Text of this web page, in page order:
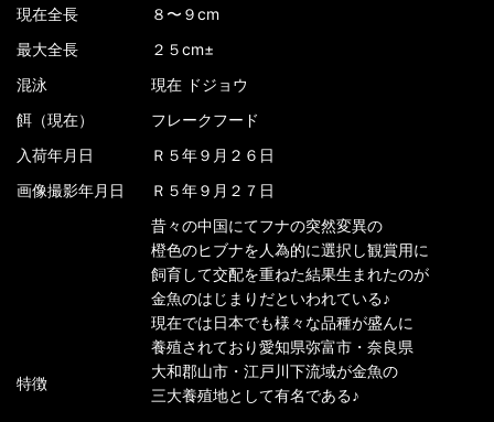
現在全長
８〜９cm
最大全長
２５cm±
混泳
現在 ドジョウ
餌（現在）
フレークフード
入荷年月日
Ｒ５年９月２６日
画像撮影年月日
Ｒ５年９月２７日
特徴
昔々の中国にてフナの突然変異の
橙色のヒブナを人為的に選択し観賞用に
飼育して交配を重ねた結果生まれたのが
金魚のはじまりだといわれている♪
現在では日本でも様々な品種が盛んに
養殖されており愛知県弥富市・奈良県
大和郡山市・江戸川下流域が金魚の
三大養殖地として有名である♪